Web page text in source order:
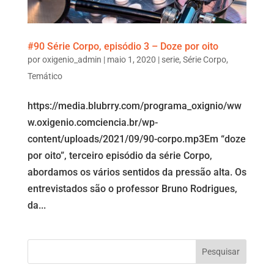
#90 Série Corpo, episódio 3 – Doze por oito
poroxigenio_admin | maio 1, 2020 | serie, Série Corpo,
Temático
https://media.blubrry.com/programa_oxignio/ww
w.oxigenio.comciencia.br/wp-
content/uploads/2021/09/90-corpo.mp3Em “doze
por oito”, terceiro episódio da série Corpo,
abordamos os vários sentidos da pressão alta. Os
entrevistados são o professor Bruno Rodrigues,
da...